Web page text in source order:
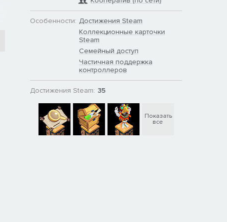
Особенности: Достижения Steam
Коллекционные карточки
Steam
Семейный доступ
Частичная поддержка
контроллеров
Достижения Steam: 35
Показать
все